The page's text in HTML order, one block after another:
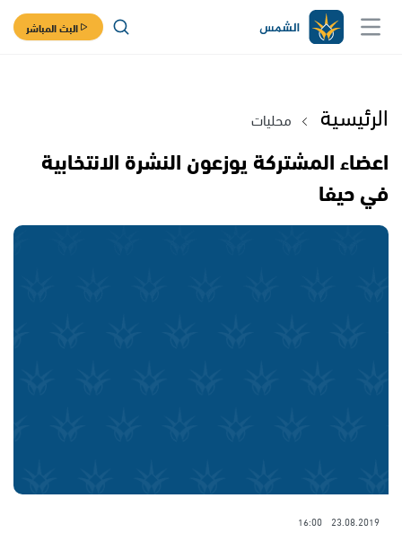
البث المباشر
الرئيسية محليات
اعضاء المشتركة يوزعون النشرة الانتخابية
في حيفا
23.08.2019
16:00